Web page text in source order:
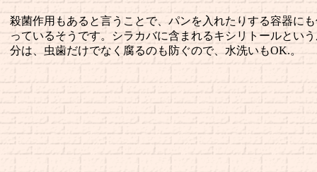
殺菌作用もあると言うことで、パンを入れたりする容器に
っているそうです。シラカバに含まれるキシリトールとい
分は、虫歯だけでなく腐るのも防ぐので、水洗いもOK.。